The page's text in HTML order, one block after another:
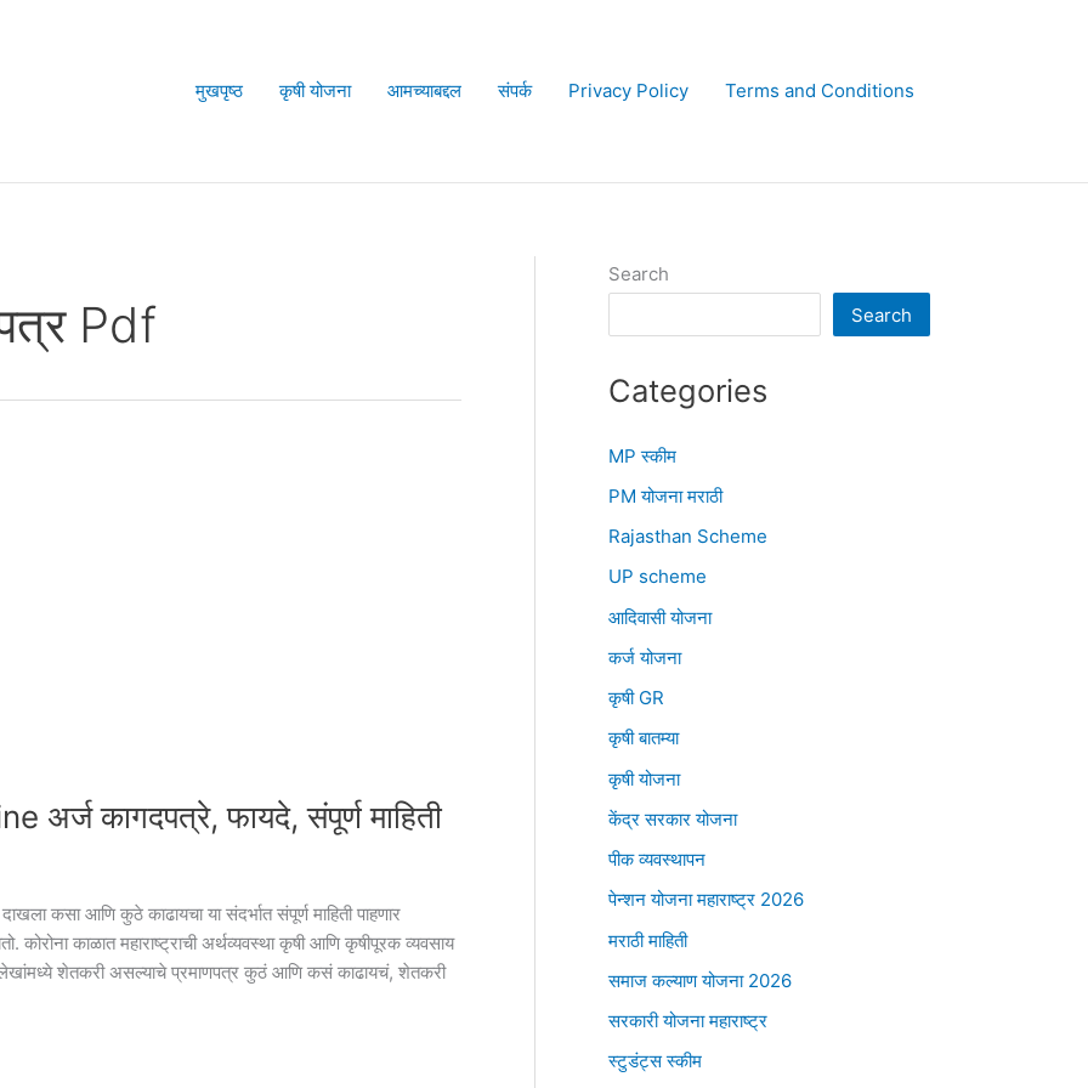
मुखपृष्ठ
कृषी योजना आमच्याबद्दल संपर्क Privacy Policy Terms and Conditions
Pdf
अर्ज कागदपत्रे, फायदे, संपूर्ण माहिती
कसा आणि कुठे काढायचा या संदर्भात संपूर्ण माहिती पाहणार
काळात महाराष्ट्राची अर्थव्यवस्था कृषी आणि कृषीपूरक व्यवसाय
शेतकरी असल्याचे प्रमाणपत्र कुठं आणि कसं काढायचं, शेतकरी
Search
Search
Categories
MP स्कीम
PM योजना मराठी
Rajasthan Scheme
UP scheme
आदिवासी योजना
कर्ज योजना
कृषी GR
कृषी बातम्या
कृषी योजना
केंद्र सरकार योजना
पीक व्यवस्थापन
पेन्शन योजना महाराष्ट्र 2026
मराठी माहिती
समाज कल्याण योजना 2026
सरकारी योजना महाराष्ट्र
स्टुडंट्स स्कीम